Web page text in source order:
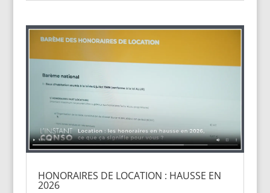
HONORAIRES DE LOCATION : HAUSSE EN
2026